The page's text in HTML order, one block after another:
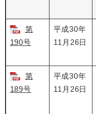
第
190号
平成30年
11月26日
第
189号
平成30年
11月26日